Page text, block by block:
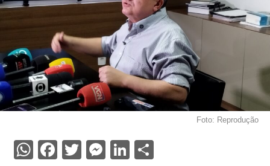
Foto: Reprodução
WhatsApp
Facebook
Twitter
Messenger
LinkedIn
Share